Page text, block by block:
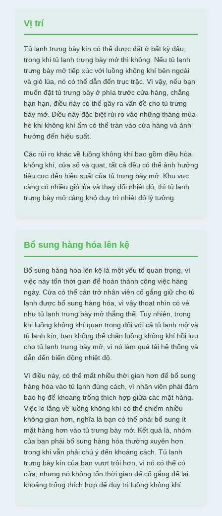
Vị trí
Tủ lạnh trưng bày kín có thể được đặt ở bất kỳ đâu,
trong khi tủ lạnh trưng bày mở thì không. Nếu tủ lạnh
trưng bày mở tiếp xúc với luồng không khí bên ngoài
và gió lùa, nó có thể dẫn đến trục trặc. Vì vậy, nếu bạn
muốn đặt tủ trưng bày ở phía trước cửa hàng, chẳng
hạn hạn, điều này có thể gây ra vấn đề cho tủ trưng
bày mở. Điều này đặc biệt rủi ro vào những tháng mùa
hè khi không khí ấm có thể tràn vào cửa hàng và ảnh
hưởng đến hiệu suất.
Các rủi ro khác về luồng không khí bao gồm điều hòa
không khí, cửa sổ và quạt, tất cả đều có thể ảnh hưởng
tiêu cực đến hiệu suất của tủ trưng bày mở. Khu vực
càng có nhiều gió lùa và thay đổi nhiệt độ, thì tủ lạnh
trưng bày mở càng khó duy trì nhiệt độ lý tưởng.
Bổ sung hàng hóa lên kệ
Bổ sung hàng hóa lên kệ là một yếu tố quan trọng, vì
việc này tốn thời gian để hoàn thành công việc hàng
ngày. Cửa có thể cản trở nhân viên cố gắng giữ cho tủ
lạnh được bổ sung hàng hóa, vì vậy thoạt nhìn có vẻ
như tủ lạnh trưng bày mở thắng thế. Tuy nhiên, trong
khi luồng không khí quan trọng đối với cả tủ lạnh mở và
tủ lạnh kín, bạn không thể chặn luồng không khí hồi lưu
cho tủ lạnh trưng bày mở, vì nó làm quá tải hệ thống và
dẫn đến biến động nhiệt độ.
Vì điều này, có thể mất nhiều thời gian hơn để bổ sung
hàng hóa vào tủ lạnh đúng cách, vì nhân viên phải đảm
bảo họ để khoảng trống thích hợp giữa các mặt hàng.
Việc lo lắng về luồng không khí có thể chiếm nhiều
không gian hơn, nghĩa là bạn có thể phải bổ sung ít
mặt hàng hơn vào tủ trưng bày mở. Kết quả là, nhóm
của bạn phải bổ sung hàng hóa thường xuyên hơn
trong khi vẫn phải chú ý đến khoảng cách. Tủ lạnh
trưng bày kín của bạn vượt trội hơn, vì nó có thể có
cửa, nhưng nó không tốn thời gian để cố gắng để lại
khoảng trống thích hợp để duy trì luồng không khí.